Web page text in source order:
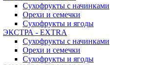
Сухофрукты с начинками
Орехи и семечки
Сухофрукты и ягоды
ЭКСТРА - EXTRA
Сухофрукты с начинками
Орехи и семечки
Сухофрукты и ягоды